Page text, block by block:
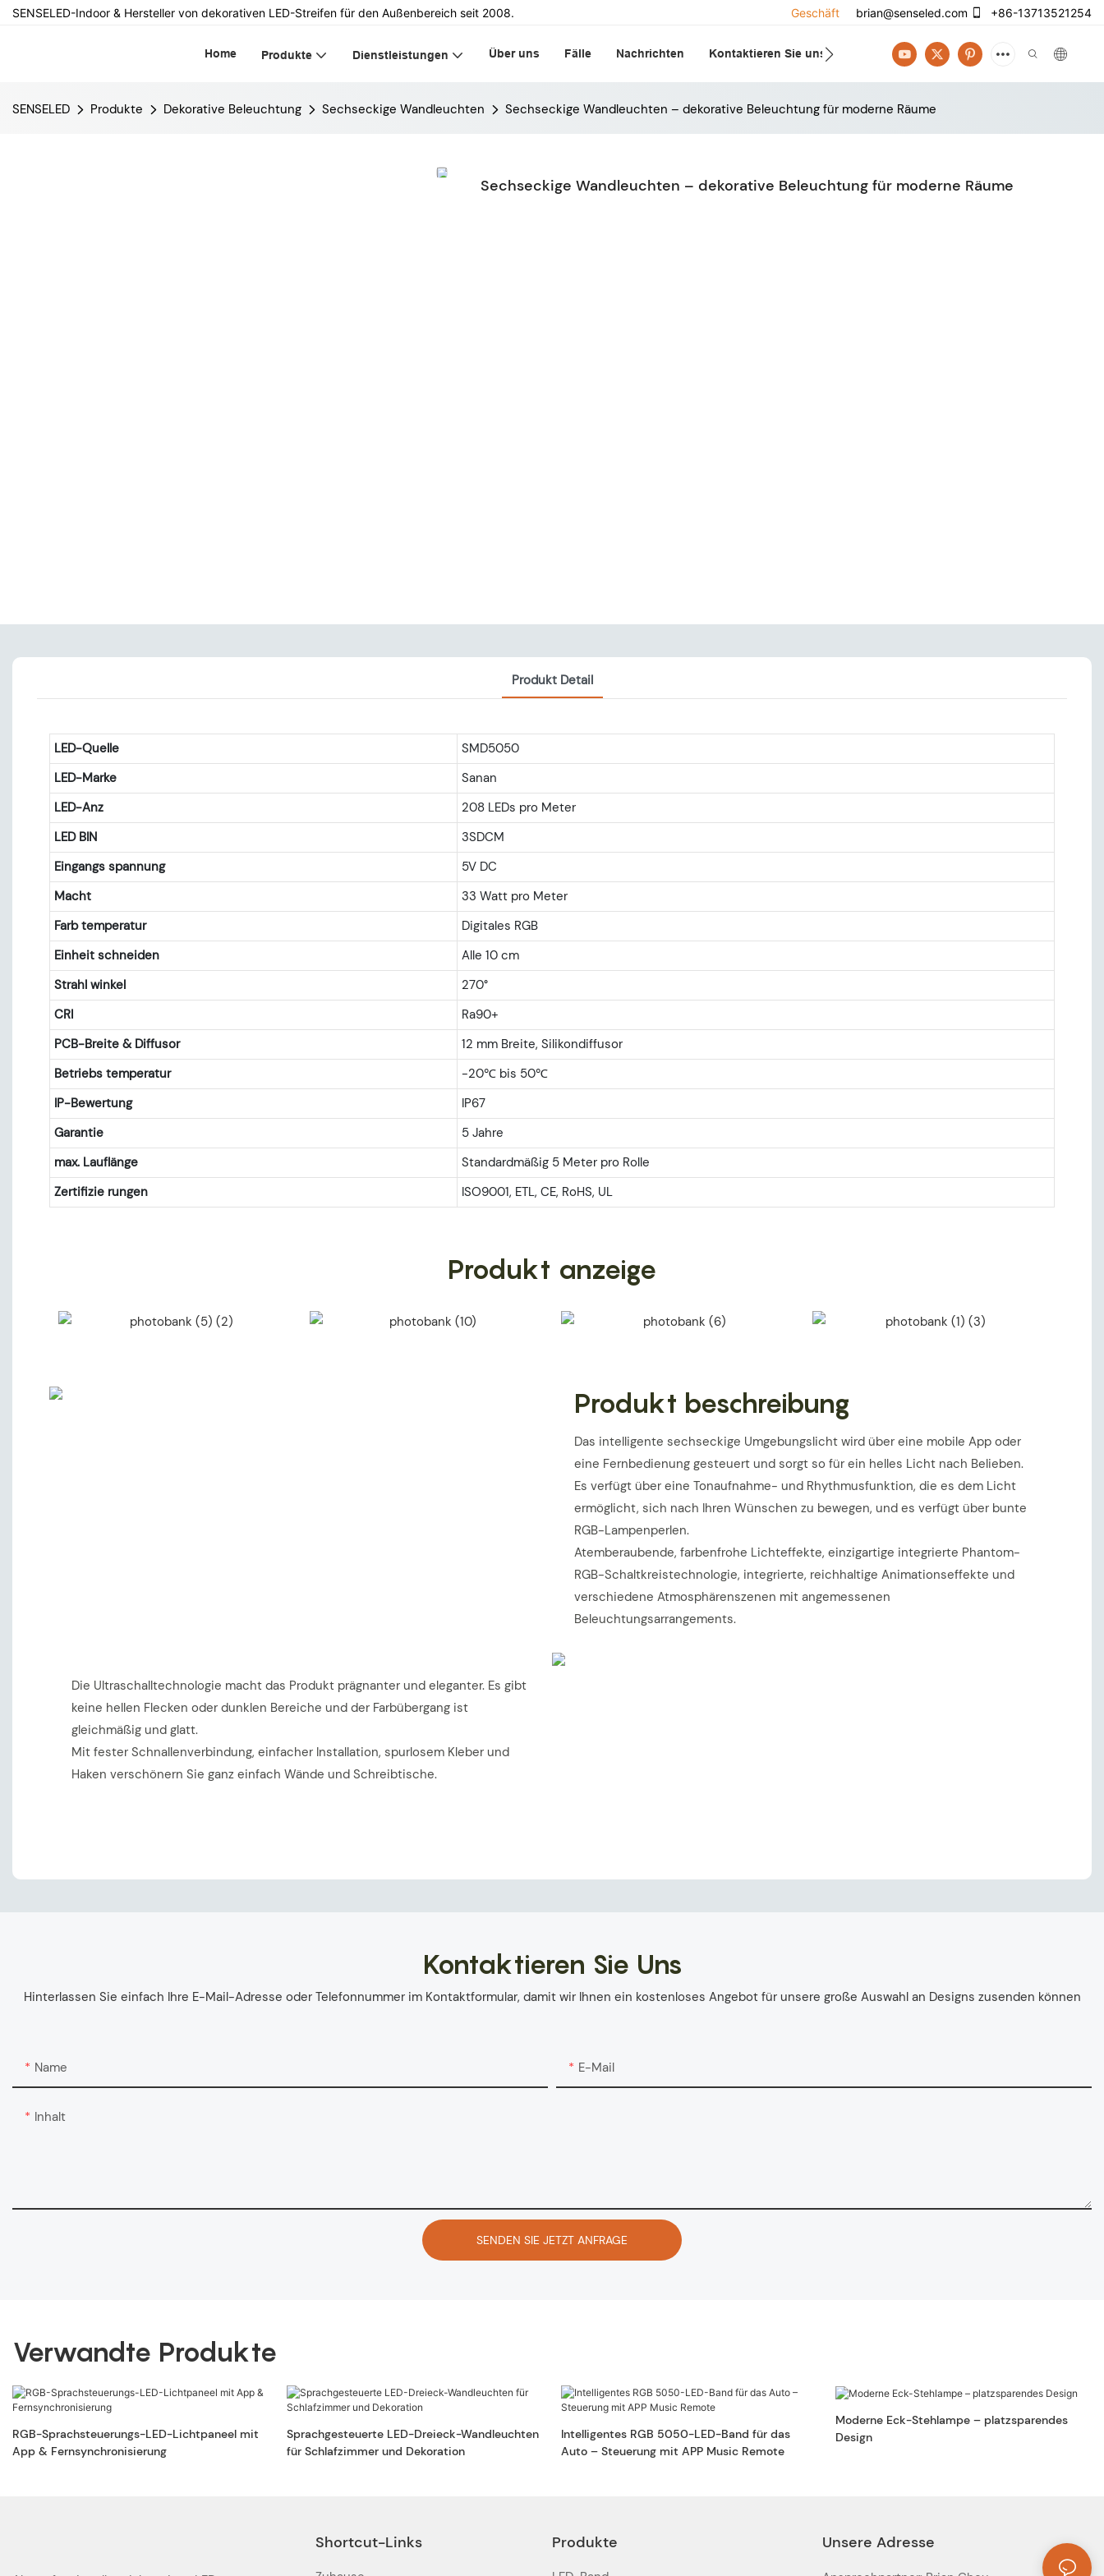
SENSELED-Indoor & Hersteller von dekorativen LED-Streifen für den Außenbereich seit 2008. Geschäft brian@senseled.com +86-13713521254
Home Produkte Dienstleistungen Über uns Fälle Nachrichten Kontaktieren Sie uns
SENSELED Produkte Dekorative Beleuchtung Sechseckige Wandleuchten Sechseckige Wandleuchten – dekorative Beleuchtung für moderne Räume
Sechseckige Wandleuchten – dekorative Beleuchtung für moderne Räume
Produkt Detail
LED-Quelle
SMD5050
LED-Marke
Sanan
LED-Anz
208 LEDs pro Meter
LED BIN
3SDCM
Eingangs spannung
5V DC
Macht
33 Watt pro Meter
Farb temperatur
Digitales RGB
Einheit schneiden
Alle 10 cm
Strahl winkel
270°
CRI
Ra90+
PCB-Breite & Diffusor
12 mm Breite, Silikondiffusor
Betriebs temperatur
-20℃ bis 50℃
IP-Bewertung
IP67
Garantie
5 Jahre
max. Lauflänge
Standardmäßig 5 Meter pro Rolle
Zertifizie rungen
ISO9001, ETL, CE, RoHS, UL
Produkt anzeige
Produkt beschreibung
Das intelligente sechseckige Umgebungslicht wird über eine mobile App oder
eine Fernbedienung gesteuert und sorgt so für ein helles Licht nach Belieben.
Es verfügt über eine Tonaufnahme- und Rhythmusfunktion, die es dem Licht
ermöglicht, sich nach Ihren Wünschen zu bewegen, und es verfügt über bunte
RGB-Lampenperlen.
Atemberaubende, farbenfrohe Lichteffekte, einzigartige integrierte Phantom-
RGB-Schaltkreistechnologie, integrierte, reichhaltige Animationseffekte und
verschiedene Atmosphärenszenen mit angemessenen
Beleuchtungsarrangements.
Die Ultraschalltechnologie macht das Produkt prägnanter und eleganter. Es gibt
keine hellen Flecken oder dunklen Bereiche und der Farbübergang ist
gleichmäßig und glatt.
Mit fester Schnallenverbindung, einfacher Installation, spurlosem Kleber und
Haken verschönern Sie ganz einfach Wände und Schreibtische.
Kontaktieren Sie Uns
Hinterlassen Sie einfach Ihre E-Mail-Adresse oder Telefonnummer im Kontaktformular, damit wir Ihnen ein kostenloses Angebot für unsere große Auswahl an Designs zusenden können
Name E-Mail
Inhalt
SENDEN SIE JETZT ANFRAGE
Verwandte Produkte
RGB-Sprachsteuerungs-LED-Lichtpaneel mit
App & Fernsynchronisierung
Sprachgesteuerte LED-Dreieck-Wandleuchten
für Schlafzimmer und Dekoration
Intelligentes RGB 5050-LED-Band für das
Auto – Steuerung mit APP Music Remote
Moderne Eck-Stehlampe – platzsparendes
Design
Shortcut-Links Produkte Unsere Adresse